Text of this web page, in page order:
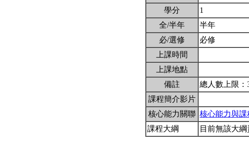
學分
1
全/半年
半年
必/選修
必修
上課時間
上課地點
備註
總人數上限：
課程簡介影片
核心能力關聯 核心能力與課
課程大綱
目前無該大綱